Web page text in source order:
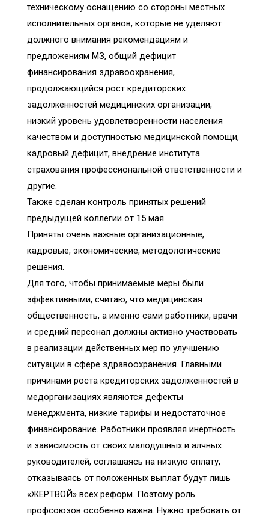
техническому оснащению со стороны местных
исполнительных органов, которые не уделяют
должного внимания рекомендациям и
предложениям МЗ, общий дефицит
финансирования здравоохранения,
продолжающийся рост кредиторских
задолженностей медицинских организации,
низкий уровень удовлетворенности населения
качеством и доступностью медицинской помощи,
кадровый дефицит, внедрение института
страхования профессиональной ответственности и
другие.
Также сделан контроль принятых решений
предыдущей коллегии от 15 мая.
Приняты очень важные организационные,
кадровые, экономические, методологические
решения.
Для того, чтобы принимаемые меры были
эффективными, считаю, что медицинская
общественность, а именно сами работники, врачи
и средний персонал должны активно участвовать
в реализации действенных мер по улучшению
ситуации в сфере здравоохранения. Главными
причинами роста кредиторских задолженностей в
медорганизациях являются дефекты
менеджмента, низкие тарифы и недостаточное
финансирование. Работники проявляя инертность
и зависимость от своих малодушных и алчных
руководителей, соглашаясь на низкую оплату,
отказываясь от положенных выплат будут лишь
«ЖЕРТВОЙ» всех реформ. Поэтому роль
профсоюзов особенно важна. Нужно требовать от